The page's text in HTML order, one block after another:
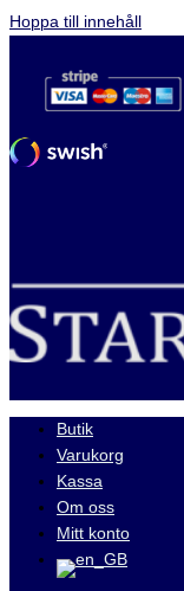
Hoppa till innehåll
Butik
Varukorg
Kassa
Om oss
Mitt konto